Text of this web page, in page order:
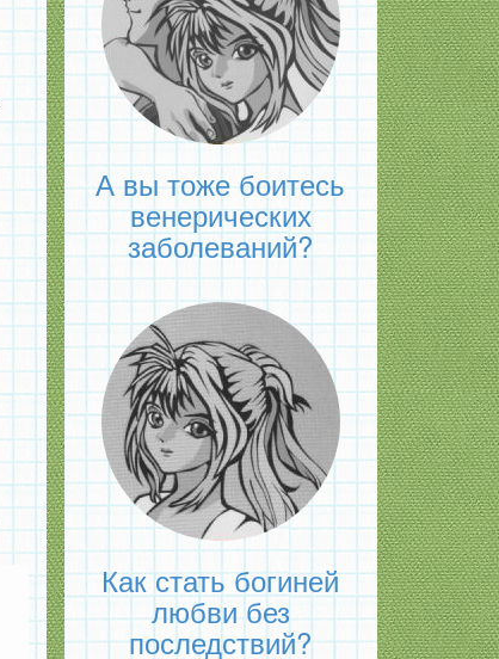
А вы тоже боитесь
венерических
заболеваний?
Как стать богиней
любви без
последствий?